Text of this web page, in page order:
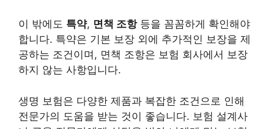
이 밖에도 특약, 면책 조항등을 꼼꼼하게 확인해야
합니다. 특약은 기본 보장 외에 추가적인 보장을 제
공하는 조건이며, 면책 조항은 보험 회사에서 보장
하지 않는 사항입니다.
생명 보험은 다양한 제품과 복잡한 조건으로 인해
전문가의 도움을 받는 것이 좋습니다. 보험 설계사